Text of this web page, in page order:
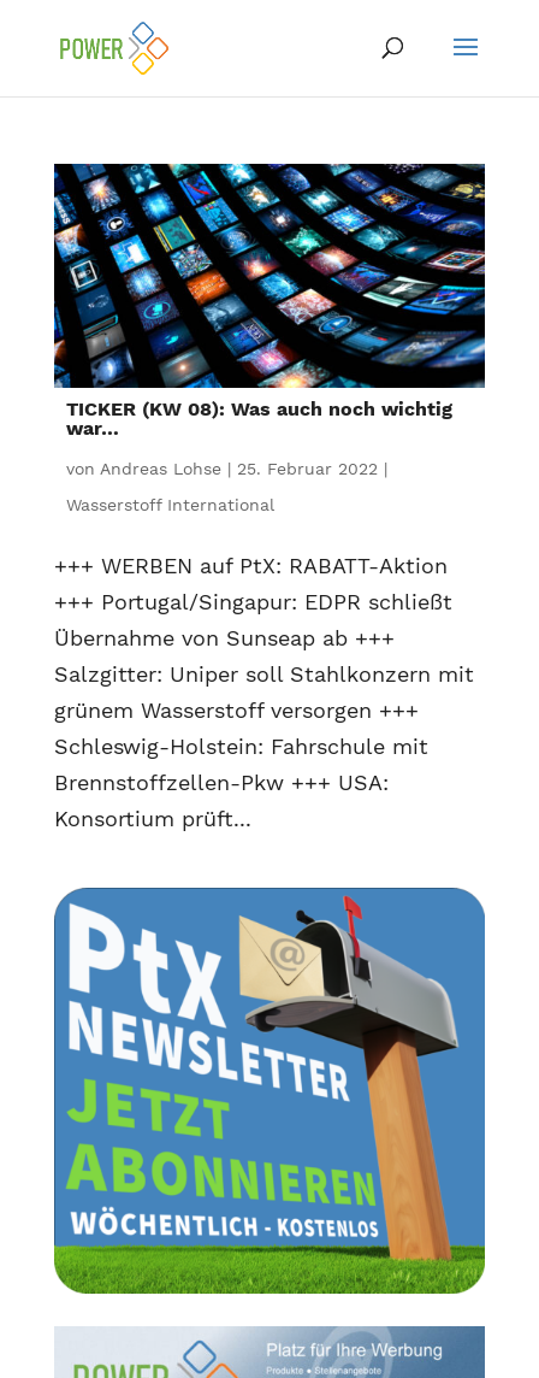
TICKER (KW 08): Was auch noch wichtig
war…
von Andreas Lohse| 25. Februar 2022 |
Wasserstoff International
+++ WERBEN auf PtX: RABATT-Aktion
+++ Portugal/Singapur: EDPR schließt
Übernahme von Sunseap ab +++
Salzgitter: Uniper soll Stahlkonzern mit
grünem Wasserstoff versorgen +++
Schleswig-Holstein: Fahrschule mit
Brennstoffzellen-Pkw +++ USA:
Konsortium prüft...